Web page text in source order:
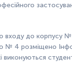
входу до корпусу
№ 4 розміщено
виконуються